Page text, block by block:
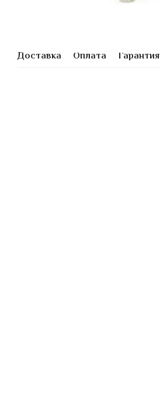
Доставка Оплата Гарантия